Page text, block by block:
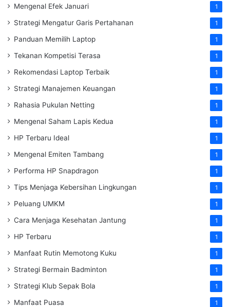
Mengenal Efek Januari 1
Strategi Mengatur Garis Pertahanan 1
Panduan Memilih Laptop 1
Tekanan Kompetisi Terasa 1
Rekomendasi Laptop Terbaik 1
Strategi Manajemen Keuangan 1
Rahasia Pukulan Netting 1
Mengenal Saham Lapis Kedua 1
HP Terbaru Ideal 1
Mengenal Emiten Tambang 1
Performa HP Snapdragon 1
Tips Menjaga Kebersihan Lingkungan 1
Peluang UMKM 1
Cara Menjaga Kesehatan Jantung 1
HP Terbaru 1
Manfaat Rutin Memotong Kuku 1
Strategi Bermain Badminton 1
Strategi Klub Sepak Bola 1
Manfaat Puasa 1